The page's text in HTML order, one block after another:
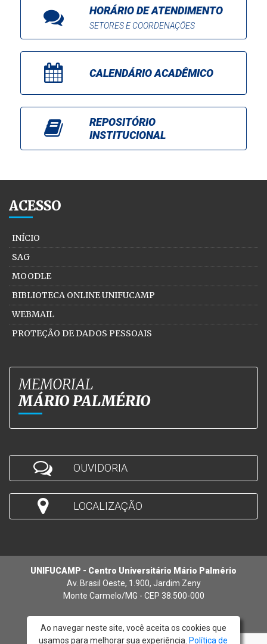
HORÁRIO DE ATENDIMENTO
SETORES E COORDENAÇÕES
CALENDÁRIO ACADÊMICO
REPOSITÓRIO
INSTITUCIONAL
ACESSO
INÍCIO
SAG
MOODLE
BIBLIOTECA ONLINE UNIFUCAMP
WEBMAIL
PROTEÇÃO DE DADOS PESSOAIS
MEMORIAL
MÁRIO PALMÉRIO
OUVIDORIA
LOCALIZAÇÃO
UNIFUCAMP - Centro Universitário Mário Palmério
Av. Brasil Oeste, 1.900, Jardim Zeny
Monte Carmelo/MG - CEP 38.500-000
Ao navegar neste site, você aceita os cookies que
usamos para melhorar sua experiência. Política de